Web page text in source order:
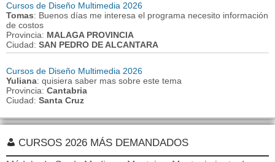
Cursos de Diseño Multimedia 2026
Tomas: Buenos días me interesa el programa necesito información
de costos
Provincia: MALAGA PROVINCIA
Ciudad: SAN PEDRO DE ALCANTARA
Cursos de Diseño Multimedia 2026
Yuliana: quisiera saber mas sobre este tema
Provincia: Cantabria
Ciudad: Santa Cruz
CURSOS 2026 MÁS DEMANDADOS